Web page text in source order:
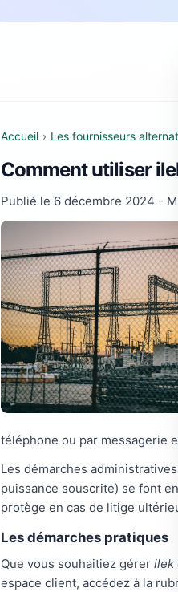
Accueil › Les fournisseurs
Comment utiliser
Publié le 6 décembre 2024 -
téléphone ou par messagerie
Les démarches
puissance souscrite) se font
protège en cas de litige
Les démarches pratiques
Que vous souhaitiez gérer ilek
espace client, accédez à la